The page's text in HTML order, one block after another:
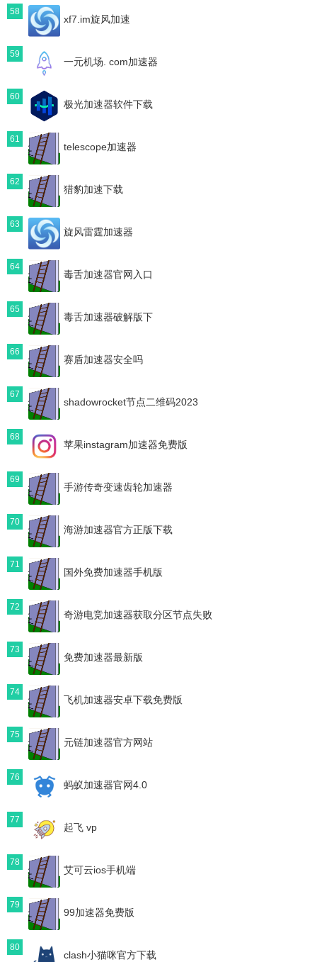
58
xf7.im旋风加速
59
一元机场. com加速器
60
极光加速器软件下载
61
telescope加速器
62
猎豹加速下载
63
旋风雷霆加速器
64
毒舌加速器官网入口
65
毒舌加速器破解版下
66
赛盾加速器安全吗
67
shadowrocket节点二维码2023
68
苹果instagram加速器免费版
69
手游传奇变速齿轮加速器
70
海游加速器官方正版下载
71
国外免费加速器手机版
72
奇游电竞加速器获取分区节点失败
73
免费加速器最新版
74
飞机加速器安卓下载免费版
75
元链加速器官方网站
76
蚂蚁加速器官网4.0
77
起飞 vp
78
艾可云ios手机端
79
99加速器免费版
80
clash小猫咪官方下载